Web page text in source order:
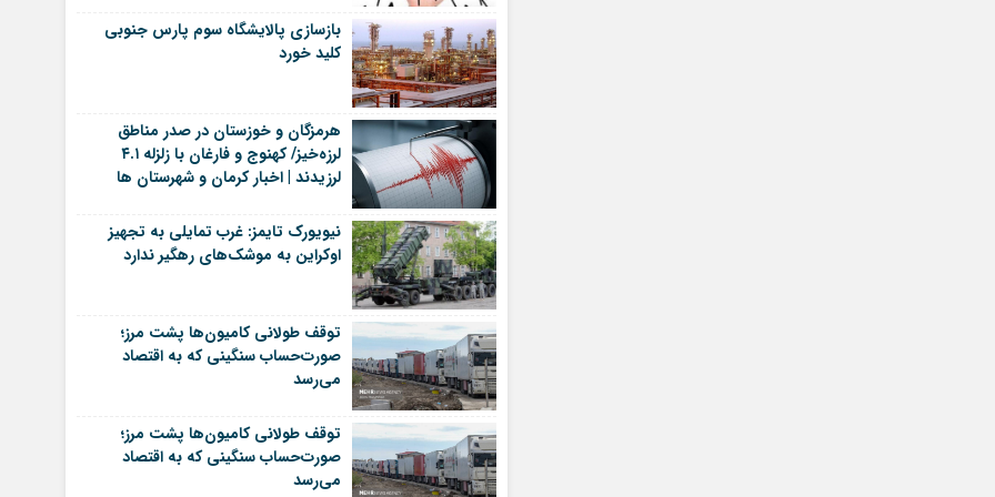
بازسازی پالایشگاه سوم پارس جنوبی
کلید خورد
هرمزگان و خوزستان در صدر مناطق
لرزه‌خیز/ کهنوج و فارغان با زلزله ۴.۱
لرزیدند | اخبار کرمان و شهرستان ها
نیویورک تایمز: غرب تمایلی به تجهیز
اوکراین به موشک‌های رهگیر ندارد
توقف طولانی کامیون‌ها پشت مرز؛
صورت‌حساب سنگینی که به اقتصاد
می‌رسد
توقف طولانی کامیون‌ها پشت مرز؛
صورت‌حساب سنگینی که به اقتصاد
می‌رسد